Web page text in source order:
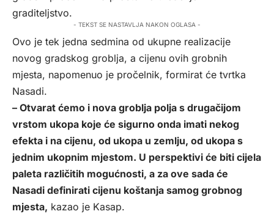
graditeljstvo.
- TEKST SE NASTAVLJA NAKON OGLASA -
Ovo je tek jedna sedmina od ukupne realizacije
novog gradskog groblja, a cijenu ovih grobnih
mjesta, napomenuo je pročelnik, formirat će tvrtka
Nasadi.
– Otvarat ćemo i nova groblja polja s drugačijom
vrstom ukopa koje će sigurno onda imati nekog
efekta i na cijenu, od ukopa u zemlju, od ukopa s
jednim ukopnim mjestom. U perspektivi će biti cijela
paleta različitih mogućnosti, a za ove sada će
Nasadi definirati cijenu koštanja samog grobnog
mjesta, kazao je Kasap.